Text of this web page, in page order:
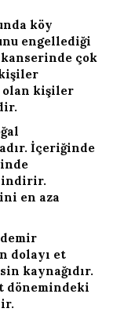
köy
engellediği
çok
olan kişiler
İçeriğinde
indirir.
en aza
dolayı et
kaynağıdır.
dönemindeki